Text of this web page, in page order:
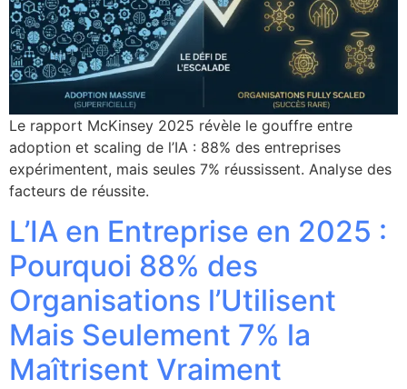
Le rapport McKinsey 2025 révèle le gouffre entre
adoption et scaling de l’IA : 88% des entreprises
expérimentent, mais seules 7% réussissent. Analyse des
facteurs de réussite.
L’IA en Entreprise en 2025 :
Pourquoi 88% des
Organisations l’Utilisent
Mais Seulement 7% la
Maîtrisent Vraiment